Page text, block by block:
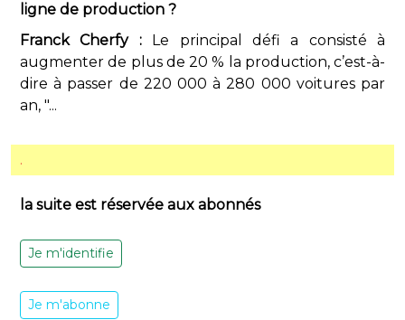
ligne de production ?
Franck Cherfy :Le principal défi a consisté à
augmenter de plus de 20 % la production, c’est-à-
dire à passer de 220 000 à 280 000 voitures par
an, "...
.
la suite est réservée aux abonnés
Je m'identifie
Je m'abonne